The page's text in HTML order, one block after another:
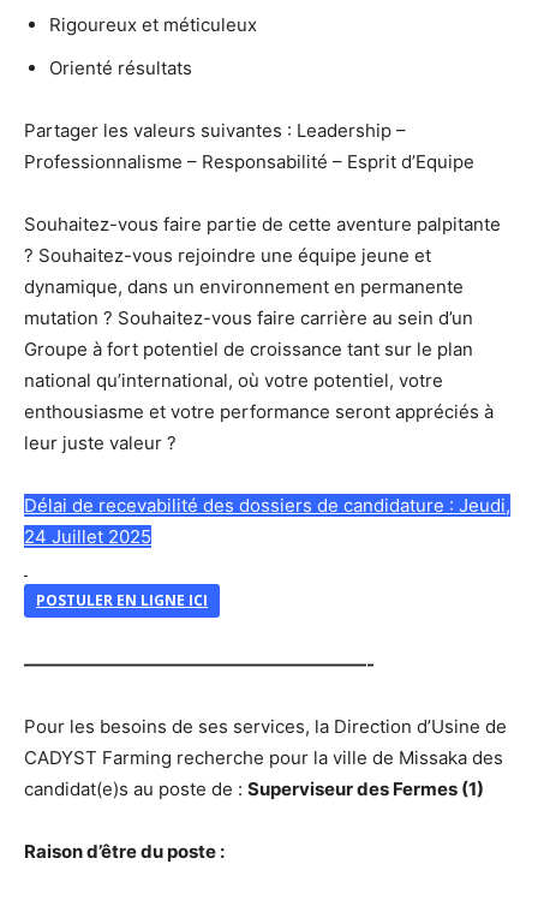
Rigoureux et méticuleux
Orienté résultats
Partager les valeurs suivantes : Leadership –
Professionnalisme – Responsabilité – Esprit d’Equipe
Souhaitez-vous faire partie de cette aventure palpitante
? Souhaitez-vous rejoindre une équipe jeune et
dynamique, dans un environnement en permanente
mutation ? Souhaitez-vous faire carrière au sein d’un
Groupe à fort potentiel de croissance tant sur le plan
national qu’international, où votre potentiel, votre
enthousiasme et votre performance seront appréciés à
leur juste valeur ?
Délai de recevabilité des dossiers de candidature : Jeudi,
24 Juillet 2025
POSTULER EN LIGNE ICI
———————————————————-
Pour les besoins de ses services, la Direction d’Usine de
CADYST Farming recherche pour la ville de Missaka des
candidat(e)s au poste de : Superviseur des Fermes (1)
Raison d’être du poste :